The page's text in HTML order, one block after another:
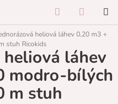
Hledat
heliová láhev 0,20 m3 +
stuh Ricokids
heliová láhev
modro-bílých
m stuh